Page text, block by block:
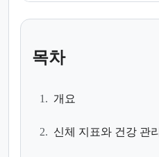
목차
1. 개요
2. 신체 지표와 건강 관리